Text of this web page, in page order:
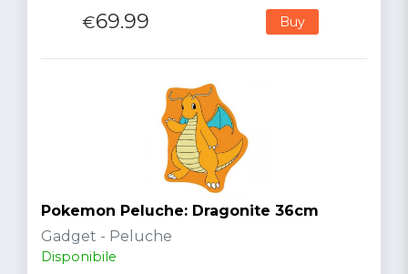
€69.99 Buy
Pokemon Peluche: Dragonite 36cm
Gadget - Peluche
Disponibile